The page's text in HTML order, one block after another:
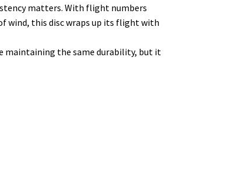
matters. With flight numbers
wind, this disc wraps up its flight with
maintaining the same durability, but it